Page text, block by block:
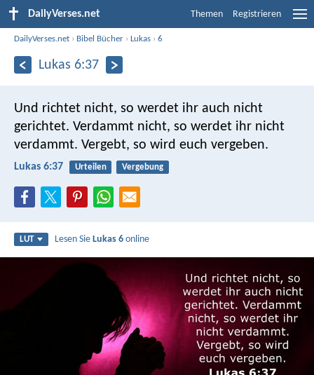
DailyVerses.net Themen Registrieren
DailyVerses.net › Bibel Bücher ›Lukas ›6
Lukas 6:37
Und richtet nicht, so werdet ihr auch nicht
gerichtet. Verdammt nicht, so werdet ihr nicht
verdammt. Vergebt, so wird euch vergeben.
Lukas 6:37 Urteilen Vergebung
LUT Lesen SieLukas 6 online